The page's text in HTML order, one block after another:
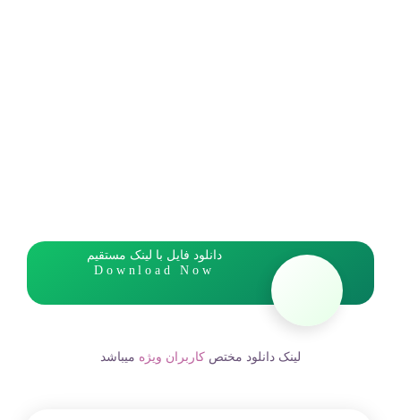
دانلود فایل با لینک مستقیم
Download Now
لینک دانلود مختص کاربران ویژه میباشد